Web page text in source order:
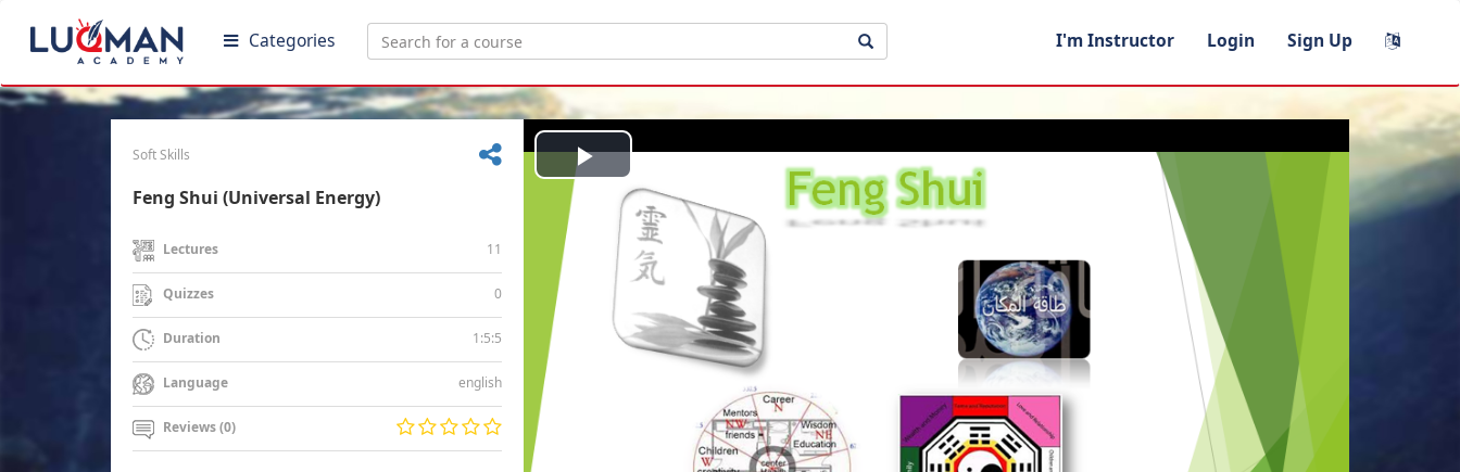
Categories I'm Instructor Login Sign Up
Soft Skills
Feng Shui (Universal Energy)
Lectures 11
Quizzes 0
Duration 1:5:5
Language english
Reviews (0)
Play
Video